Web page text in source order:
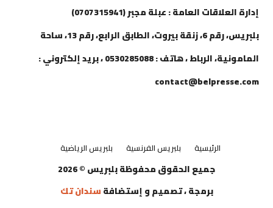
إدارة العلاقات العامة : عبلة مجبر (0707315941)
بلبريس، رقم 6، زنقة بيروت، الطابق الرابع، رقم 13، ساحة
المامونية، الرباط ، هاتف : 0530285088 ، بريد إلكتروني :
contact@belpresse.com
الرئيسية بلبريس الفرنسية بلبريس الرياضية
جميع الحقوق محفوظة بلبريس © 2026
برمجة ، تصميم و إستضافةسندان تك